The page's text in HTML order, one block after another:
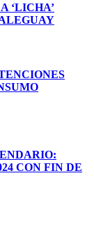
‘LICHA’
CON FIN DE